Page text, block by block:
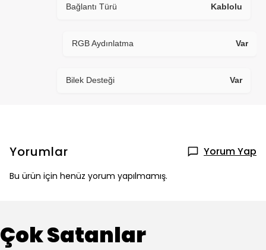
Bağlantı Türü Kablolu
RGB Aydınlatma Var
Bilek Desteği Var
Yorumlar Yorum Yap
Bu ürün için henüz yorum yapılmamış.
Çok Satanlar